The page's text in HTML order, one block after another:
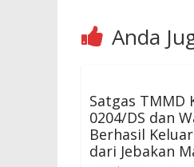
Anda
Satgas TMMD
0204/DS dan
Berhasil
dari Jebakan